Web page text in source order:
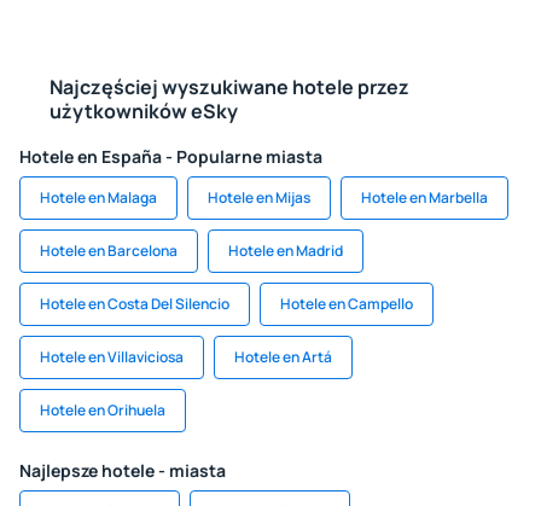
Najczęściej wyszukiwane hotele przez
użytkowników eSky
Hotele en España - Popularne miasta
Hotele en Malaga Hotele en Mijas Hotele en Marbella
Hotele en Barcelona Hotele en Madrid
Hotele en Costa Del Silencio Hotele en Campello
Hotele en Villaviciosa Hotele en Artá
Hotele en Orihuela
Najlepsze hotele - miasta